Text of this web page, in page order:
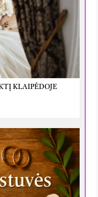
KLAIPĖDOJE